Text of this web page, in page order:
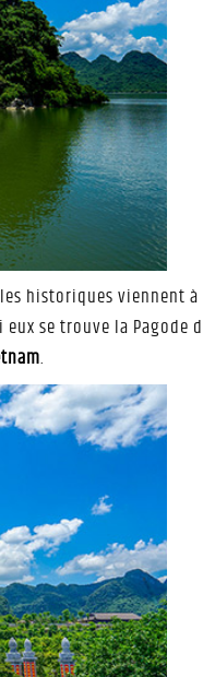
historiques viennent
se trouve la Pagode
.